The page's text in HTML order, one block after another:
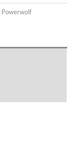
Powerwolf